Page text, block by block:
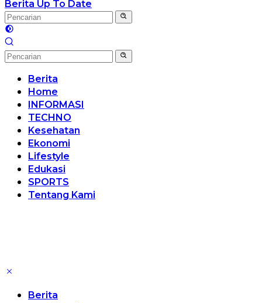
Berita Up To Date
Berita
Home
INFORMASI
TECHNO
Kesehatan
Ekonomi
Lifestyle
Edukasi
SPORTS
Tentang Kami
Berita